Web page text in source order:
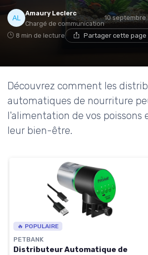
Amaury Leclerc
Chargé de communication
10 septembre
8 min de lecture Partager cette page
Découvrez comment les
automatiques de nourriture
l'alimentation de vos poissons
leur bien-être.
🔥 POPULAIRE
PETBANK
Distributeur Automatique de